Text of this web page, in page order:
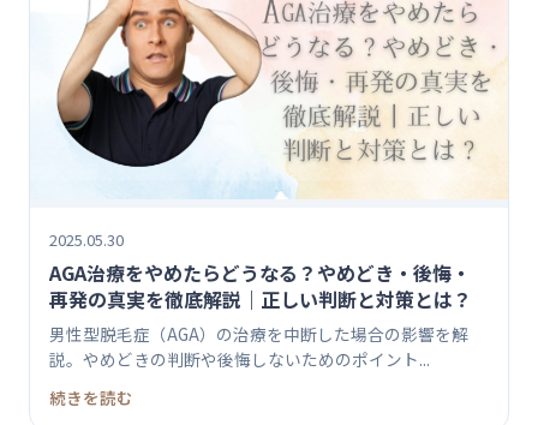
2025.05.30
AGA治療をやめたらどうなる？やめどき・後悔・
再発の真実を徹底解説｜正しい判断と対策とは？
男性型脱毛症（AGA）の治療を中断した場合の影響を解
説。やめどきの判断や後悔しないためのポイント...
続きを読む